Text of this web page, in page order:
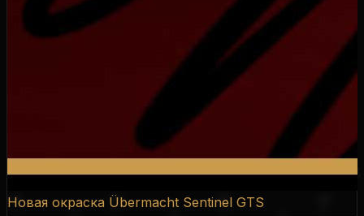
Новая окраска Übermacht Sentinel GTS